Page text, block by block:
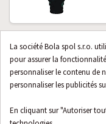
La société Bola spol s.r.o.
pour assurer la
personnaliser le contenu de
personnaliser les publicités
En cliquant sur "Autoriser